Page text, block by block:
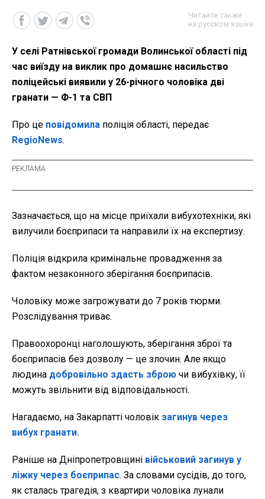
Читайте также
на русском языке
У селі Ратнівської громади Волинської області під
час виїзду на виклик про домашнє насильство
поліцейські виявили у 26-річного чоловіка дві
гранати — Ф-1 та СВП
Про це повідомила поліція області, передає
RegioNews.
Зазначається, що на місце приїхали вибухотехніки, які
вилучили боєприпаси та направили їх на експертизу.
Поліція відкрила кримінальне провадження за
фактом незаконного зберігання боєприпасів.
Чоловіку може загрожувати до 7 років тюрми.
Розслідування триває.
Правоохоронці наголошують, зберігання зброї та
боєприпасів без дозволу — це злочин. Але якщо
людина добровільно здасть зброю чи вибухівку, її
можуть звільнити від відповідальності.
Нагадаємо, на Закарпатті чоловік загинув через
вибух гранати.
Раніше на Дніпропетровщині військовий загинув у
ліжку через боєприпас. За словами сусідів, до того,
як сталась трагедія, з квартири чоловіка лунали